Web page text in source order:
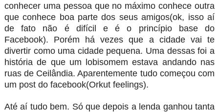
conhecer uma pessoa que no máximo conhece outra
que conhece boa parte dos seus amigos(ok, isso aí
de fato não é difícil e é o princípio base do
Facebook). Porém há vezes que a cidade vai te
divertir como uma cidade pequena. Uma dessas foi a
história de que um lobisomem estava andando nas
ruas de Ceilândia. Aparentemente tudo começou com
um post do facebook(Orkut feelings).
Até aí tudo bem. Só que depois a lenda ganhou tanta